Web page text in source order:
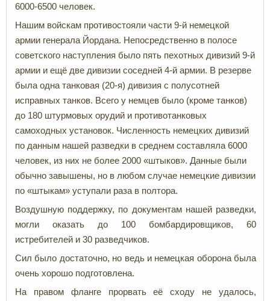
6000-6500 человек.
Нашим войскам противостояли части 9-й немецкой
армии генерала Йордана. Непосредственно в полосе
советского наступления было пять пехотных дивизий 9-й
армии и ещё две дивизии соседней 4-й армии. В резерве
была одна танковая (20-я) дивизия с полусотней
исправных танков. Всего у немцев было (кроме танков)
до 180 штурмовых орудий и противотанковых
самоходных установок. Численность немецких дивизий
по данным нашей разведки в среднем составляла 6000
человек, из них не более 2000 «штыков». Данные были
обычно завышены, но в любом случае немецкие дивизии
по «штыкам» уступали раза в полтора.
Воздушную поддержку, по документам нашей разведки,
могли оказать до 100 бомбардировщиков, 60
истребителей и 30 разведчиков.
Сил было достаточно, но ведь и немецкая оборона была
очень хорошо подготовлена.
На правом фланге прорвать её сходу не удалось,